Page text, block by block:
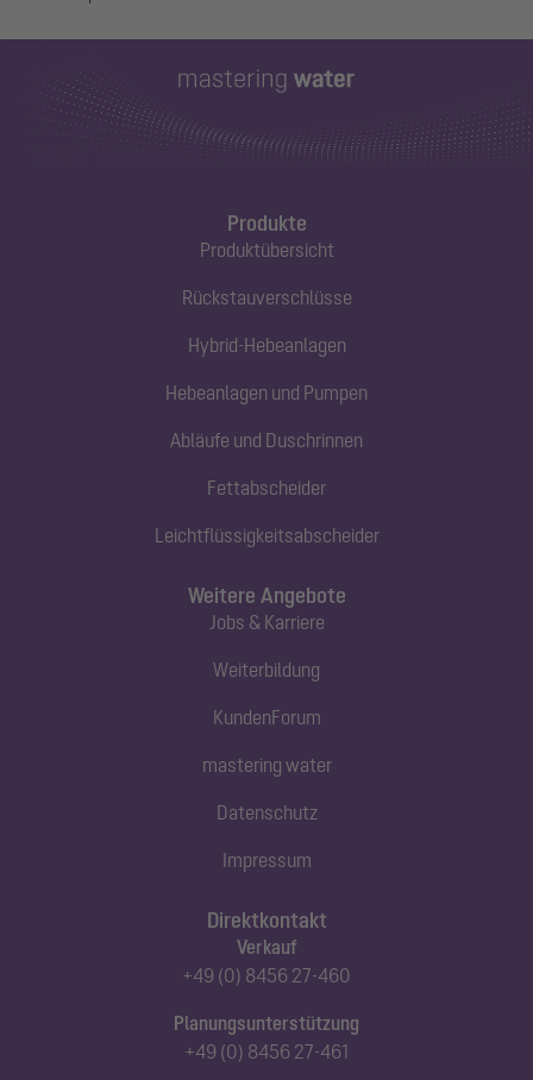
Produkte
Produktübersicht
Rückstauverschlüsse
Hybrid-Hebeanlagen
Hebeanlagen und Pumpen
Abläufe und Duschrinnen
Fettabscheider
Leichtflüssigkeitsabscheider
Direktkontakt
Verkauf
+49 (0) 8456 27-460
Planungsunterstützung
+49 (0) 8456 27-461
Weitere Angebote
Jobs & Karriere
Weiterbildung
KundenForum
mastering water
Datenschutz
Impressum